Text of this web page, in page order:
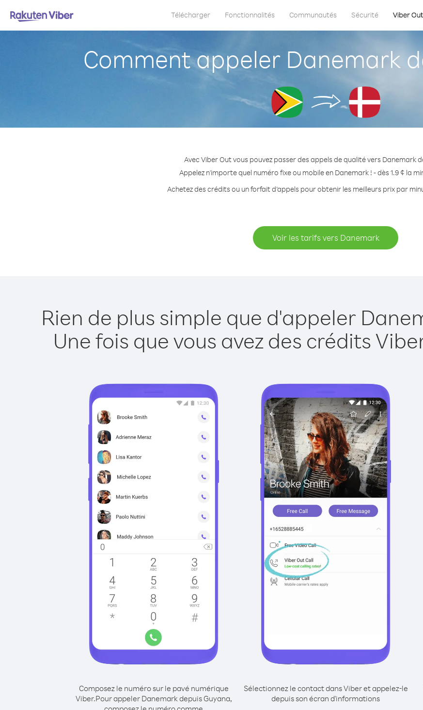
Télécharger Fonctionnalités Communautés Sécurité Viber Out
Comment appeler Danemark
Avec Viber Out vous pouvez passer des appels de qualité vers Danemark
Appelez n'importe quel numéro fixe ou mobile en Danemark ! - dès 1.9 ¢ la
Achetez des crédits ou un forfait d’appels pour obtenir les meilleurs prix par
Voir les tarifs vers Danemark
Rien de plus simple que d'appeler
Une fois que vous avez des crédits
Composez le numéro sur le pavé numérique
Viber.Pour appeler Danemark depuis Guyana,
Sélectionnez le contact dans Viber et appelez-le
depuis son écran d'informations